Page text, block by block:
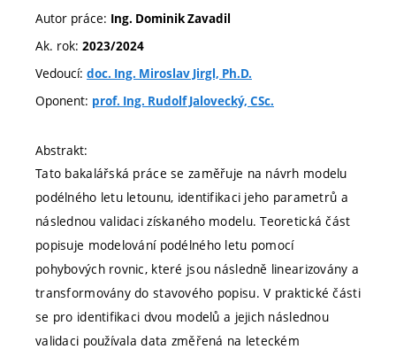
Autor práce: Ing. Dominik Zavadil
Ak. rok: 2023/2024
Vedoucí: doc. Ing. Miroslav Jirgl, Ph.D.
Oponent: prof. Ing. Rudolf Jalovecký, CSc.
Abstrakt:
Tato bakalářská práce se zaměřuje na návrh modelu
podélného letu letounu, identifikaci jeho parametrů a
následnou validaci získaného modelu. Teoretická část
popisuje modelování podélného letu pomocí
pohybových rovnic, které jsou následně linearizovány a
transformovány do stavového popisu. V praktické části
se pro identifikaci dvou modelů a jejich následnou
validaci používala data změřená na leteckém